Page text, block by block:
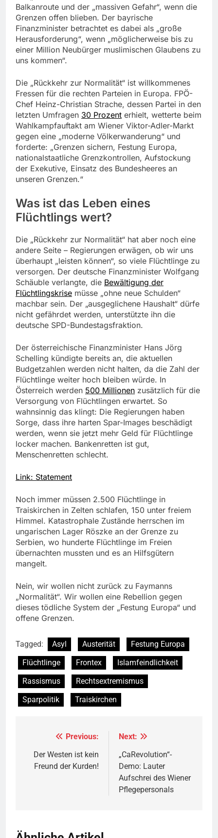
Balkanroute und der „massiven Gefahr“, wenn die
Grenzen offen blieben. Der bayrische
Finanzminister betrachtet es dabei als „große
Herausforderung“, wenn „möglicherweise bis zu
einer Million Neubürger muslimischen Glaubens zu
uns kommen“.
Die „Rückkehr zur Normalität“ ist willkommenes
Fressen für die rechten Parteien in Europa. FPÖ-
Chef Heinz-Christian Strache, dessen Partei in den
letzten Umfragen 30 Prozent erhielt, wetterte beim
Wahlkampfauftakt am Wiener Viktor-Adler-Markt
gegen eine „moderne Völkerwanderung“ und
forderte: „Grenzen sichern, Festung Europa,
nationalstaatliche Grenzkontrollen, Aufstockung
der Exekutive, Einsatz des Bundesheeres an
unseren Grenzen.“
Was ist das Leben eines
Flüchtlings wert?
Die „Rückkehr zur Normalität“ hat aber noch eine
andere Seite – Regierungen erwägen, ob wir uns
überhaupt „leisten können“, so viele Flüchtlinge zu
versorgen. Der deutsche Finanzminister Wolfgang
Schäuble verlangte, die Bewältigung der
Flüchtlingskrise müsse „ohne neue Schulden“
machbar sein. Der „ausgeglichene Haushalt“ dürfe
nicht gefährdet werden, unterstützte ihn die
deutsche SPD-Bundestagsfraktion.
Der österreichische Finanzminister Hans Jörg
Schelling kündigte bereits an, die aktuellen
Budgetzahlen werden nicht halten, da die Zahl der
Flüchtlinge weiter hoch bleiben würde. In
Österreich werden 500 Millionen zusätzlich für die
Versorgung von Flüchtlingen erwartet. So
wahnsinnig das klingt: Die Regierungen haben
Sorge, dass ihre harten Spar-Images beschädigt
werden, wenn sie jetzt mehr Geld für Flüchtlinge
locker machen. Bankenretten ist gut,
Menschenretten schlecht.
Link: Statement
Noch immer müssen 2.500 Flüchtlinge in
Traiskirchen in Zelten schlafen, 150 unter freiem
Himmel. Katastrophale Zustände herrschen im
ungarischen Lager Röszke an der Grenze zu
Serbien, wo hunderte Flüchtlinge im Freien
übernachten mussten und es an Hilfsgütern
mangelt.
Nein, wir wollen nicht zurück zu Faymanns
„Normalität“. Wir wollen eine Rebellion gegen
dieses tödliche System der „Festung Europa“ und
offene Grenzen.
Tagged: Asyl Austerität
Festung Europa
Flüchtlinge
Frontex
Islamfeindlichkeit
Rassismus
Rechtsextremismus
Sparpolitik
Traiskirchen
Beitragsnavigation
Previous:
Der Westen ist kein
Freund der Kurden!
Next:
„CaRevolution“-
Demo: Lauter
Aufschrei des Wiener
Pflegepersonals